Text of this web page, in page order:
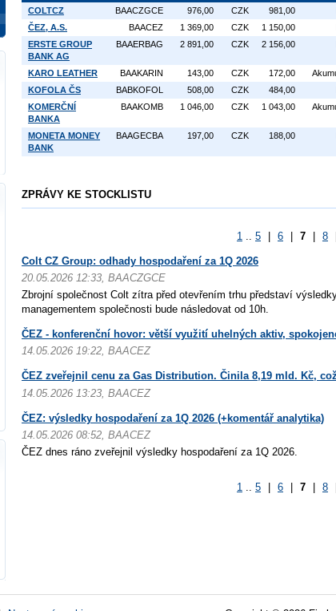
COLTCZ BAACZGCE 976,00 CZK 981,00
ČEZ, A.S.
BAACEZ 1 369,00 CZK 1 150,00
ERSTE GROUP
BANK AG
BAAERBAG 2 891,00 CZK 2 156,00
KARO LEATHER BAAKARIN 143,00 CZK 172,00
KOFOLA ČS
BABKOFOL 508,00 CZK 484,00
KOMERČNÍ
BANKA
BAAKOMB 1 046,00 CZK 1 043,00
MONETA MONEY
BANK
BAAGECBA 197,00 CZK 188,00
ZPRÁVY KE STOCKLISTU
1 5 | 6 | 7 | 8
Colt CZ Group: odhady hospodaření za 1Q 2026
20.05.2026 12:33, BAACZGCE
Zbrojní společnost Colt zítra před otevřením trhu představí
managementem společnosti bude následovat od 10h.
ČEZ - konferenční hovor: větší využití uhelných aktiv,
14.05.2026 19:22, BAACEZ
ČEZ zveřejnil cenu za Gas Distribution. Činila 8,19 mld. Kč,
14.05.2026 13:23, BAACEZ
ČEZ: výsledky hospodaření za 1Q 2026 (+komentář analytika)
14.05.2026 08:52, BAACEZ
ČEZ dnes ráno zveřejnil výsledky hospodaření za 1Q 2026.
1 .. 5 6 7 8